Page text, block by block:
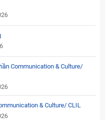
Communication & Culture/
& Culture/ CLIL